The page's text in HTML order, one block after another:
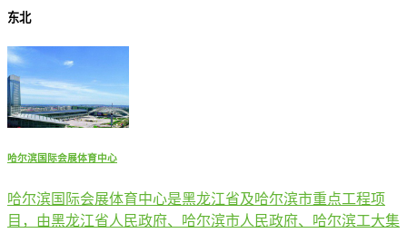
东北
哈尔滨国际会展体育中心
哈尔滨国际会展体育中心是黑龙江省及哈尔滨市重点工程项
目，由黑龙江省人民政府、哈尔滨市人民政府、哈尔滨工大集